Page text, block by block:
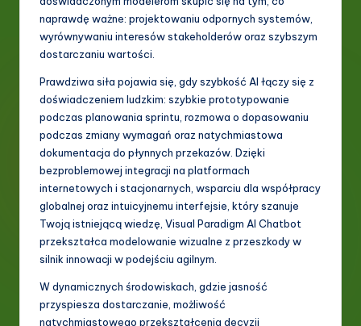
naprawdę ważne: projektowaniu odpornych systemów,
wyrównywaniu interesów stakeholderów oraz szybszym
dostarczaniu wartości.
Prawdziwa siła pojawia się, gdy szybkość AI łączy się z
doświadczeniem ludzkim: szybkie prototypowanie
podczas planowania sprintu, rozmowa o dopasowaniu
podczas zmiany wymagań oraz natychmiastowa
dokumentacja do płynnych przekazów. Dzięki
bezproblemowej integracji na platformach
internetowych i stacjonarnych, wsparciu dla współpracy
globalnej oraz intuicyjnemu interfejsie, który szanuje
Twoją istniejącą wiedzę, Visual Paradigm AI Chatbot
przekształca modelowanie wizualne z przeszkody w
silnik innowacji w podejściu agilnym.
W dynamicznych środowiskach, gdzie jasność
przyspiesza dostarczanie, możliwość
natychmiastowego przekształcenia decyzji